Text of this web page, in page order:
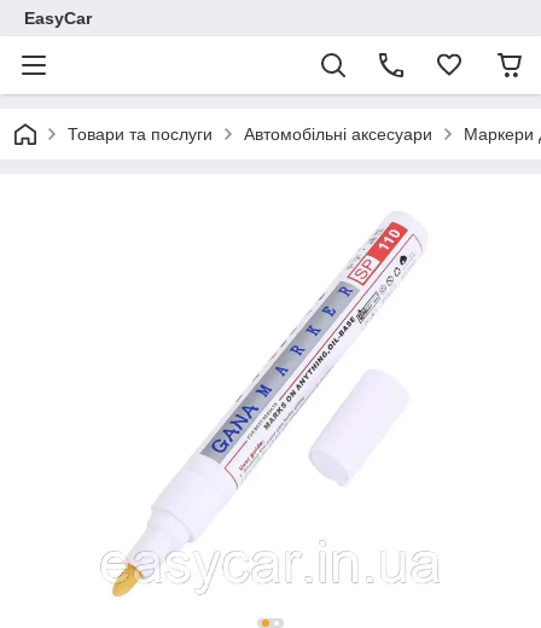
EasyCar
Товари та послуги Автомобільні аксесуари Маркери